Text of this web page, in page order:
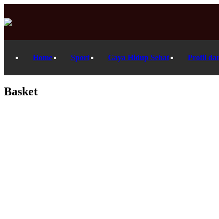
Home Sport Gaya Hidup Sehat Profil
Basket